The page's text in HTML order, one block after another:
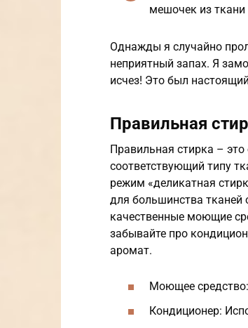
мешочек из ткани
Однажды я случайно
неприятный запах. Я
исчез! Это был
Правильная
Правильная стирка –
соответствующий типу
режим «деликатная
для большинства тканей
качественные моющие
забывайте про
аромат.
Моющее
Кондиционер: